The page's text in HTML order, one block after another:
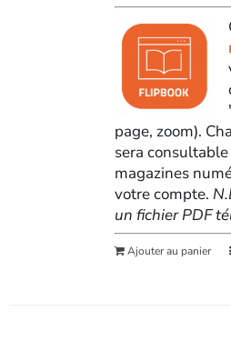
page, zoom).
sera
magazines
votre compte.
un fichier PDF
Ajouter au panier